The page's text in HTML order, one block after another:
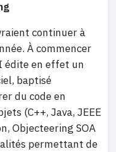
continuer à
À commencer
édite en effet un
baptisé
du code en
(C++, Java, JEEE
Objecteering SOA
permettant de